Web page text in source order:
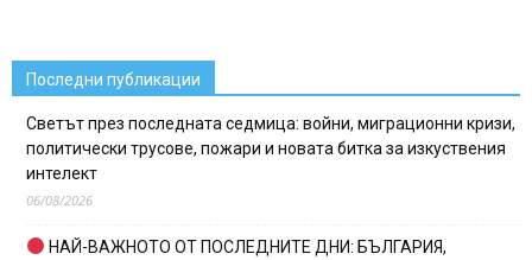
Последни публикации
Светът през последната седмица: войни, миграционни кризи,
политически трусове, пожари и новата битка за изкуствения
интелект
06/08/2026
НАЙ-ВАЖНОТО ОТ ПОСЛЕДНИТЕ ДНИ: БЪЛГАРИЯ,